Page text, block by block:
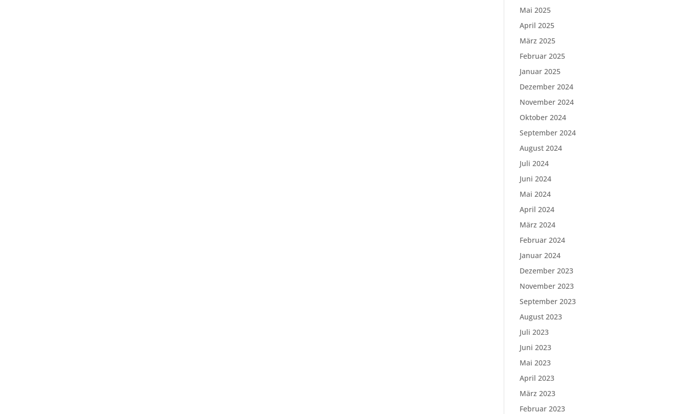
Mai 2025
April 2025
März 2025
Februar 2025
Januar 2025
Dezember 2024
November 2024
Oktober 2024
September 2024
August 2024
Juli 2024
Juni 2024
Mai 2024
April 2024
März 2024
Februar 2024
Januar 2024
Dezember 2023
November 2023
September 2023
August 2023
Juli 2023
Juni 2023
Mai 2023
April 2023
März 2023
Februar 2023